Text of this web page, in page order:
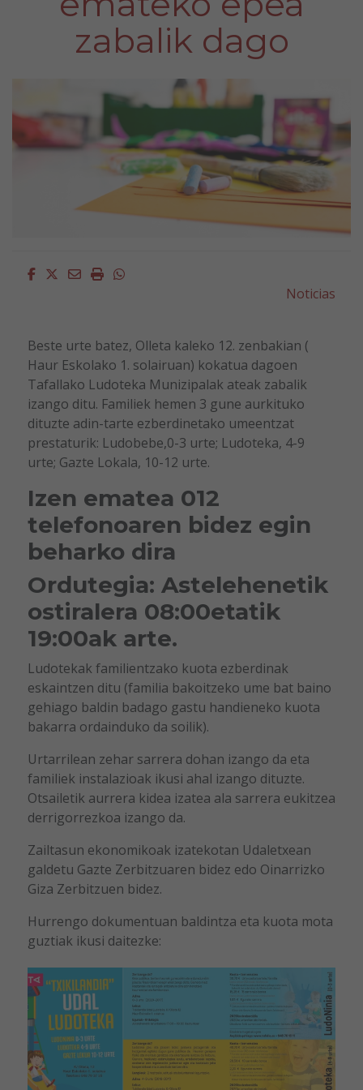
zabalik dago
Facebook
Twitter
EmailImprimirWhatsapp
Noticias
Beste urte batez, Olleta kaleko 12. zenbakian (
Haur Eskolako 1. solairuan) kokatua dagoen
Tafallako Ludoteka Munizipalak ateak zabalik
izango ditu. Familiek hemen 3 gune aurkituko
dituzte adin-tarte ezberdinetako umeentzat
prestaturik: Ludobebe,0-3 urte; Ludoteka, 4-9
urte; Gazte Lokala, 10-12 urte.
Izen ematea 012
telefonoaren bidez egin
beharko dira
Ordutegia: Astelehenetik
ostiralera 08:00etatik
19:00ak arte.
Ludotekak familientzako kuota ezberdinak
eskaintzen ditu (familia bakoitzeko ume bat baino
gehiago baldin badago gastu handieneko kuota
bakarra ordainduko da soilik).
Urtarrilean zehar sarrera dohan izango da eta
familiek instalazioak ikusi ahal izango dituzte.
Otsailetik aurrera kidea izatea ala sarrera eukitzea
derrigorrezkoa izango da.
Zailtasun ekonomikoak izatekotan Udaletxean
galdetu Gazte Zerbitzuaren bidez edo Oinarrizko
Giza Zerbitzuen bidez.
Hurrengo dokumentuan baldintza eta kuota mota
guztiak ikusi daitezke: